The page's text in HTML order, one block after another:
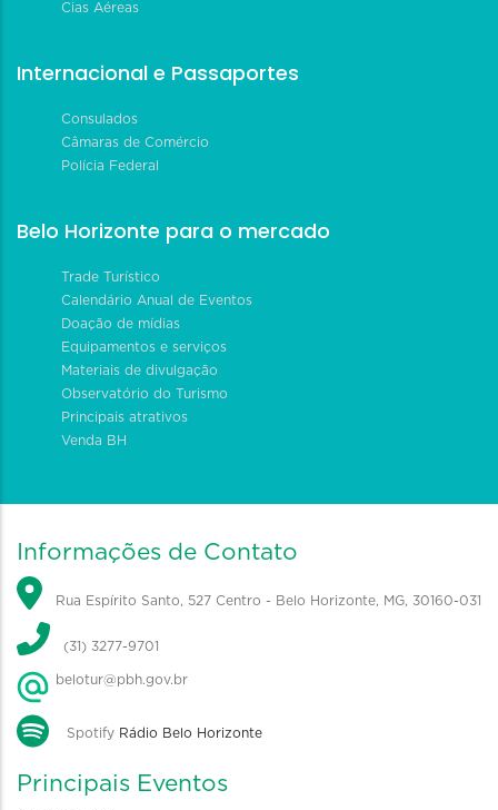
Cias Aéreas
Internacional e Passaportes
Consulados
Câmaras de Comércio
Polícia Federal
Belo Horizonte para o mercado
Trade Turístico
Calendário Anual de Eventos
Doação de mídias
Equipamentos e serviços
Materiais de divulgação
Observatório do Turismo
Principais atrativos
Venda BH
Informações de Contato
Rua Espírito Santo, 527 Centro - Belo Horizonte, MG, 30160-031
(31) 3277-9701
belotur@pbh.gov.br
Spotify Rádio Belo Horizonte
Principais Eventos